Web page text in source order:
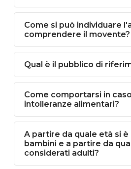
Come si può individuare
comprendere il movente?
Qual è il pubblico di
Come comportarsi in
intolleranze alimentari?
A partire da quale età si
bambini e a partire da
considerati adulti?